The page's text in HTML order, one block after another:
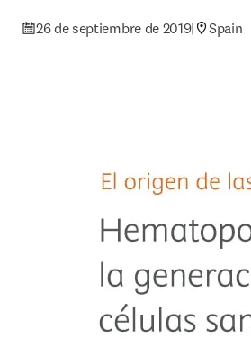
26 de septiembre de 2019| Spain